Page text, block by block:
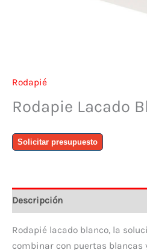
Rodapié
Rodapie Lacado
Rodapie
Lacado
x12
cantidad
Solicitar presupuesto
Descripción
Rodapié lacado blanco, la
combinar con puertas blancas